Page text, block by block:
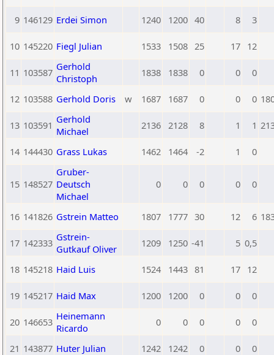
9 146129 Erdei Simon 1240 1200 40 8 3
10 145220 Fiegl Julian 1533 1508 25 17 12
11 103587 Gerhold
Christoph
1838 1838 0 0 0
12 103588 Gerhold Doris w 1687 1687 0 0 0
13 103591 Gerhold
Michael
2136 2128 8 1 1
14 144430 Grass Lukas 1462 1464 -2 1 0
15 148527
Gruber-
Deutsch
Michael
0 0 0 0 0
16 141826 Gstrein Matteo 1807 1777 30 12 6
17 142333 Gstrein-
Gutkauf Oliver
1209 1250 -41 5 0,5
18 145218 Haid Luis 1524 1443 81 17 12
19 145217 Haid Max 1200 1200 0 0 0
20 146653 Heinemann
Ricardo
0 0 0 0 0
21 143877 Huter Julian 1242 1242 0 0 0